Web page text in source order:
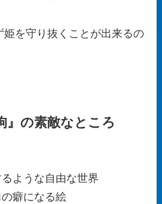
姫を守り抜くことが出来るの
』の素敵なところ
ような自由な世界
癖になる絵